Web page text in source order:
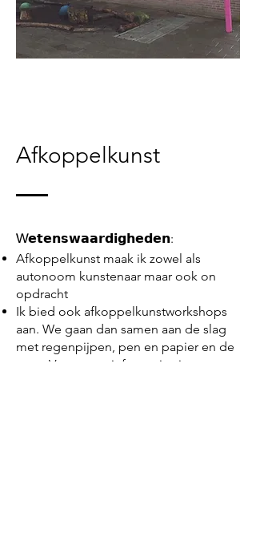
Afkoppelkunst
W𝗲𝘁𝗲𝗻𝘀𝘄𝗮𝗮𝗿𝗱𝗶𝗴𝗵𝗲𝗱𝗲𝗻:
Afkoppelkunst maak ik zowel als
autonoom kunstenaar maar ook on
opdracht
Ik bied ook afkoppelkunstworkshops
aan. We gaan dan samen aan de slag
met regenpijpen, pen en papier en de
zaag. Voor meer informatie zie